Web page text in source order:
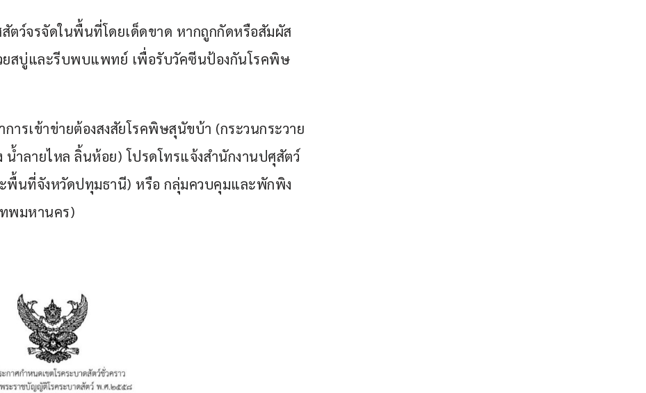
สัตว์จรจัดในพื้นที่โดยเด็ดขาด หากถูกกัดหรือสัมผัส
ยสบู่และรีบพบแพทย์ เพื่อรับวัคซีนป้องกันโรคพิษ
รเข้าข่ายต้องสงสัยโรคพิษสุนัขบ้า (กระวนกระวาย
น้ำลายไหล ลิ้นห้อย) โปรดโทรแจ้งสำนักงานปศุสัตว์
พื้นที่จังหวัดปทุมธานี) หรือ กลุ่มควบคุมและพักพิง
พมหานคร)